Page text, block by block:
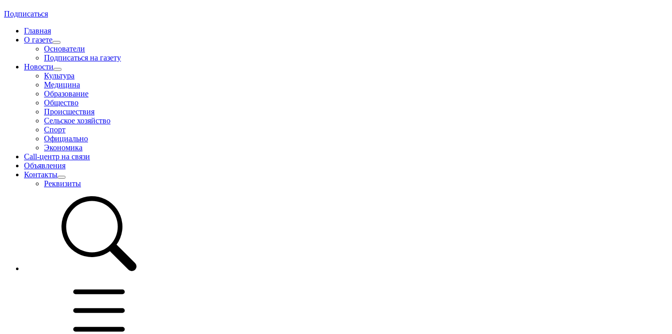
Подписаться
Главная
О газете
Основатели
Подписаться на газету
Новости
Культура
Медицина
Образование
Общество
Происшествия
Сельское хозяйство
Спорт
Официально
Экономика
Call-центр на связи
Объявления
Контакты
Реквизиты